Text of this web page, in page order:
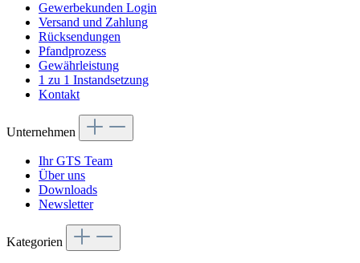
Gewerbekunden Login
Versand und Zahlung
Rücksendungen
Pfandprozess
Gewährleistung
1 zu 1 Instandsetzung
Kontakt
Unternehmen
Ihr GTS Team
Über uns
Downloads
Newsletter
Kategorien